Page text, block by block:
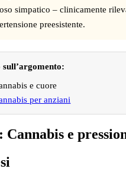
simpatico – clinicamente
preesistente.
e cuore
per anziani
Cannabis e